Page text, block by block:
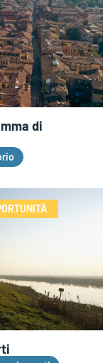
di